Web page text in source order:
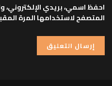
احفظ اسمي، بريدي الإلكتروني،
المتصفح لاستخدامها المرة